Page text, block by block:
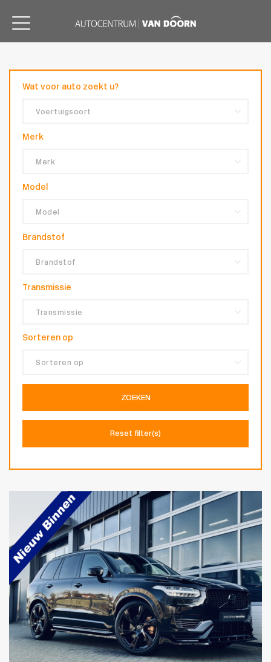
Wat voor auto zoekt u?
Merk
Model
Brandstof
Transmissie
Sorteren op
ZOEKEN
Reset filter(s)